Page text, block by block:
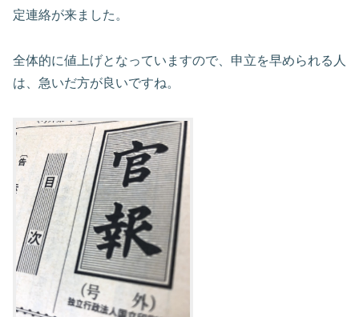
定連絡が来ました。
全体的に値上げとなっていますので、申立を早められる人
は、急いだ方が良いですね。